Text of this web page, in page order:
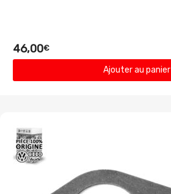
46,00€
Ajouter au panier